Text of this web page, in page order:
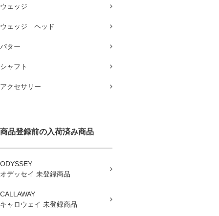
ウェッジ
ウェッジ ヘッド
パター
シャフト
アクセサリー
商品登録前の入荷済み商品
ODYSSEY
オデッセイ 未登録商品
CALLAWAY
キャロウェイ 未登録商品